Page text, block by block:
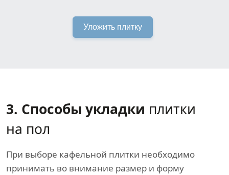
Уложить плитку
3. Способы укладки плитки
на пол
При выборе кафельной плитки необходимо
принимать во внимание размер и форму